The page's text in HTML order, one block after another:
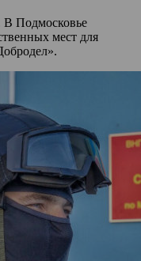
В Подмосковье
мест для